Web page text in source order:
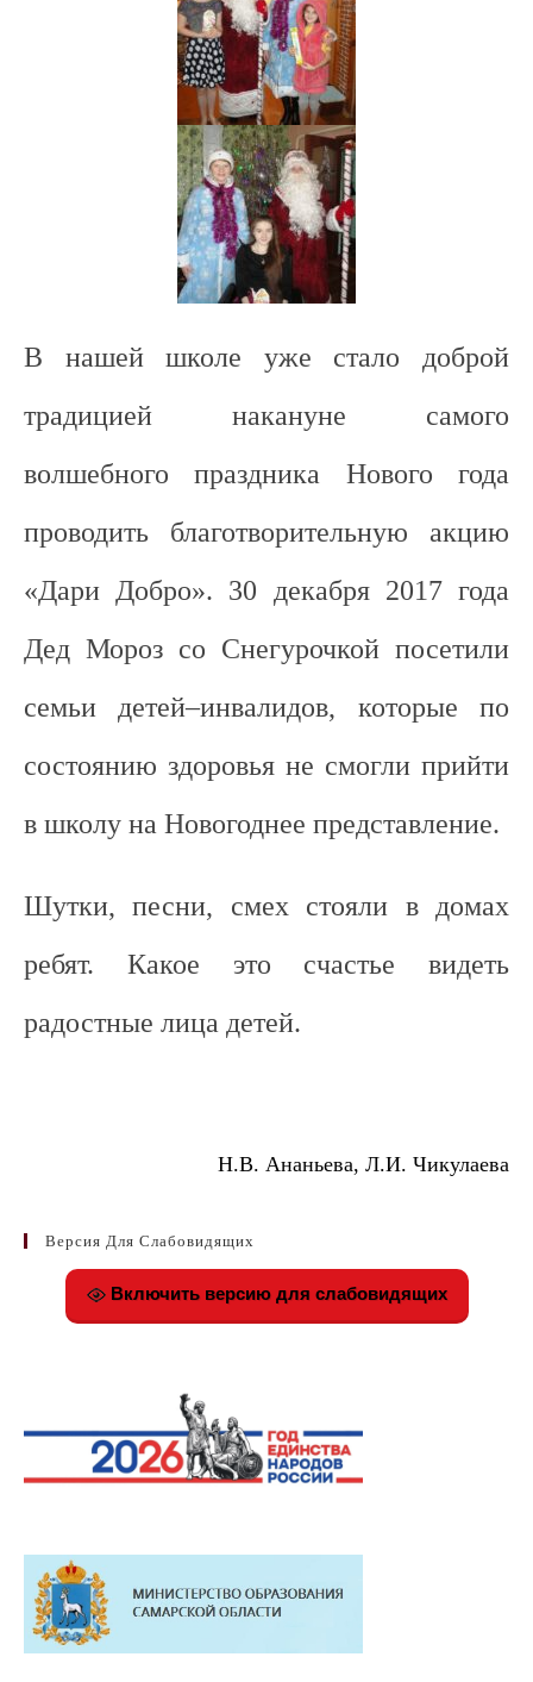
В нашей школе уже стало доброй
традицией накануне самого
волшебного праздника Нового года
проводить благотворительную акцию
«Дари Добро». 30 декабря 2017 года
Дед Мороз со Снегурочкой посетили
семьи детей–инвалидов, которые по
состоянию здоровья не смогли прийти
в школу на Новогоднее представление.
Шутки, песни, смех стояли в домах
ребят. Какое это счастье видеть
радостные лица детей.
Н.В. Ананьева, Л.И. Чикулаева
Версия Для Слабовидящих
Включить версию для слабовидящих